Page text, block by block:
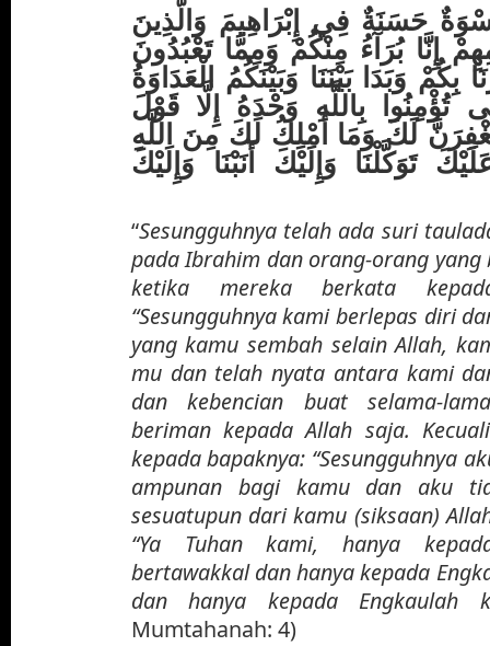
حَسَنَةٌ فِي إِبْرَاهِيمَ وَالَّذِينَ
إِنَّا بُرَآءُ مِنْكُمْ وَمِمَّا تَعْبُدُونَ
وَبَدَا بَيْنَنَا وَبَيْنَكُمُ الْعَدَاوَةُ
تُؤْمِنُوا بِاللَّهِ وَحْدَهُ إِلَّا قَوْلَ
لَكَ وَمَا أَمْلِكُ لَكَ مِنَ اللَّهِ
تَوَكَّلْنَا وَإِلَيْكَ أَنَبْنَا وَإِلَيْكَ
“Sesungguhnya telah ada suri
pada Ibrahim dan orang-orang yang
ketika mereka berkata
“Sesungguhnya kami berlepas diri
yang kamu sembah selain Allah,
mu dan telah nyata antara kami
dan kebencian buat selama-
beriman kepada Allah saja.
kepada bapaknya: “Sesungguhnya
ampunan bagi kamu dan aku
sesuatupun dari kamu (siksaan)
“Ya Tuhan kami, hanya
bertawakkal dan hanya kepada
dan hanya kepada Engkaulah
Mumtahanah: 4)